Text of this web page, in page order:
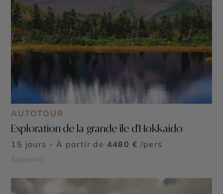
AUTOTOUR
Exploration de la grande île d'Hokkaido
15 jours - À partir de 4480 € /pers
Sapporo